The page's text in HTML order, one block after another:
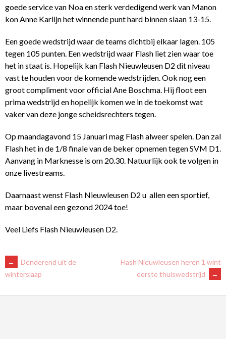
goede service van Noa en sterk verdedigend werk van Manon
kon Anne Karlijn het winnende punt hard binnen slaan 13-15.
Een goede wedstrijd waar de teams dichtbij elkaar lagen. 105
tegen 105 punten. Een wedstrijd waar Flash liet zien waar toe
het in staat is. Hopelijk kan Flash Nieuwleusen D2 dit niveau
vast te houden voor de komende wedstrijden. Ook nog een
groot compliment voor official Ane Boschma. Hij floot een
prima wedstrijd en hopelijk komen we in de toekomst wat
vaker van deze jonge scheidsrechters tegen.
Op maandagavond 15 Januari mag Flash alweer spelen. Dan zal
Flash het in de 1/8 finale van de beker opnemen tegen SVM D1.
Aanvang in Marknesse is om 20.30. Natuurlijk ook te volgen in
onze livestreams.
Daarnaast wenst Flash Nieuwleusen D2 u allen een sportief,
maar bovenal een gezond 2024 toe!
Veel Liefs Flash Nieuwleusen D2.
BERICHTNAVIGATIE
←
Denderend uit de
winterslaap
Flash Nieuwleusen heren 1 wint
eerste thuiswedstrijd
→